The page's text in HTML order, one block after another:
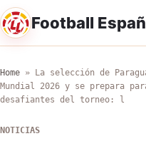
Football
Home »
La selección de
Mundial 2026 y se prepara
desafiantes del torneo: l
NOTICIAS